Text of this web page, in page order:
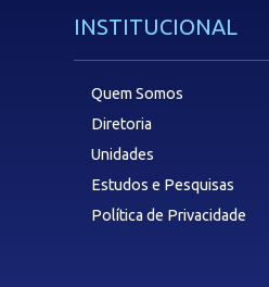
INSTITUCIONAL
Quem Somos
Diretoria
Unidades
Estudos e Pesquisas
Política de Privacidade